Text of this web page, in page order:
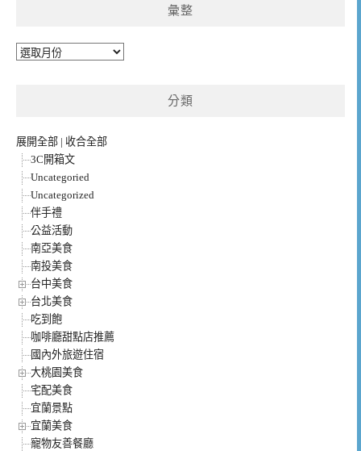
彙整
彙
分類
展開全部 | 收合全部
3C開箱文
Uncategoried
Uncategorized
伴手禮
公益活動
南亞美食
南投美食
台中美食
台北美食
吃到飽
咖啡廳甜點店推薦
國內外旅遊住宿
大桃園美食
宅配美食
宜蘭景點
宜蘭美食
寵物友善餐廳